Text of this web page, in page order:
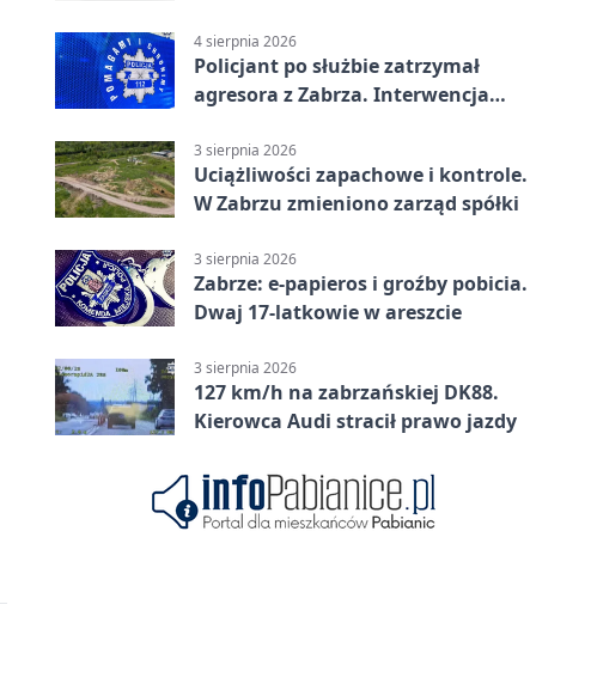
4 sierpnia 2026
Policjant po służbie zatrzymał
agresora z Zabrza. Interwencja
3 sierpnia 2026
Uciążliwości zapachowe i kontrole.
W Zabrzu zmieniono zarząd spółki
3 sierpnia 2026
Zabrze: e-papieros i groźby pobicia.
Dwaj 17-latkowie w areszcie
3 sierpnia 2026
127 km/h na zabrzańskiej DK88.
Kierowca Audi stracił prawo jazdy